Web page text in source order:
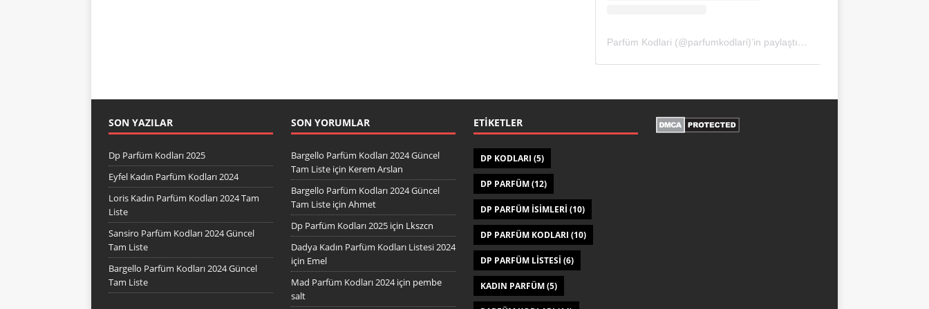
Parfüm Kodlari (@parfumkodlari)'in paylaştığı bir gönderi
SON YAZILAR
Dp Parfüm Kodları 2025
Eyfel Kadın Parfüm Kodları 2024
Loris Kadın Parfüm Kodları 2024 Tam
Liste
Sansiro Parfüm Kodları 2024 Güncel
Tam Liste
Bargello Parfüm Kodları 2024 Güncel
Tam Liste
SON YORUMLAR
Bargello Parfüm Kodları 2024 Güncel
Tam Listeiçin Kerem Arslan
Bargello Parfüm Kodları 2024 Güncel
Tam Listeiçin Ahmet
Dp Parfüm Kodları 2025için Lkszcn
Dadya Kadın Parfüm Kodları Listesi 2024
için Emel
Mad Parfüm Kodları 2024için pembe
salt
ETIKETLER
DP KODLARI (5)
DP PARFÜM(12)
DP PARFÜM ISIMLERI (10)
DP PARFÜM KODLARI (10)
DP PARFÜM LISTESI (6)
KADIN PARFÜM(5)